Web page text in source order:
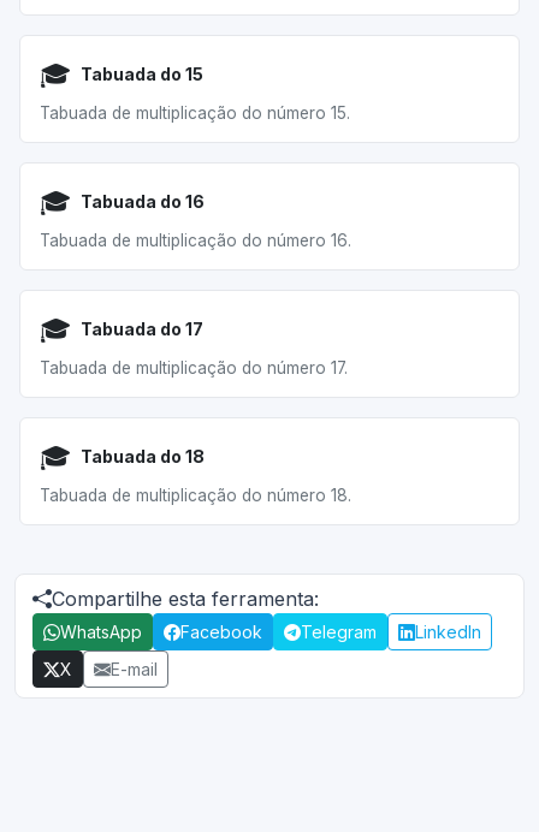
🎓 Tabuada do 15
Tabuada de multiplicação do número 15.
🎓 Tabuada do 16
Tabuada de multiplicação do número 16.
🎓 Tabuada do 17
Tabuada de multiplicação do número 17.
🎓 Tabuada do 18
Tabuada de multiplicação do número 18.
Compartilhe esta ferramenta:
WhatsApp Facebook Telegram
LinkedIn
X
E-mail